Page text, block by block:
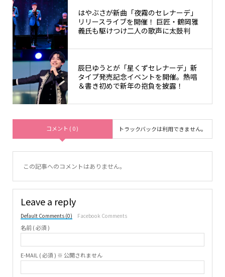
はやぶさが新曲「夜霧のセレナーデ」
リリースライブを開催！ 巨匠・鶴岡雅
義氏も駆けつけ二人の歌声に太鼓判
辰巳ゆうとが「星くずセレナーデ」新
タイプ発売記念イベントを開催。熱唱
＆書き初めで新年の抱負を披露！
コメント ( 0 ) トラックバックは利用できません。
この記事へのコメントはありません。
Leave a reply
Default Comments (0) Facebook Comments
名前 ( 必須 )
E-MAIL ( 必須 ) ※ 公開されません